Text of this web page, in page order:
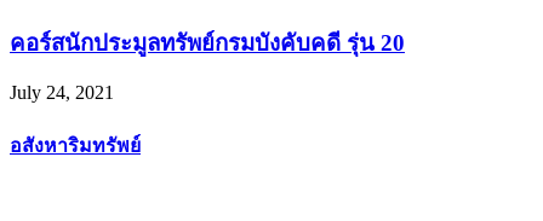
คอร์สนักประมูลทรัพย์กรมบังคับคดี รุ่น 20
July 24, 2021
อสังหาริมทรัพย์